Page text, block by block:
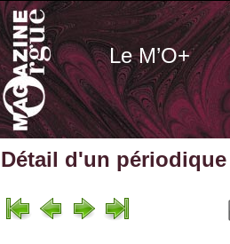
Le M’O+
Détail d'un périodique